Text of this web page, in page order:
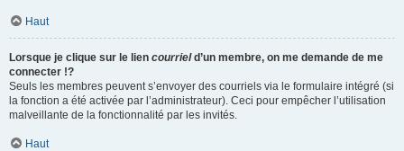
Haut
Lorsque je clique sur le lien courrield’un membre, on me demande de me
connecter !?
Seuls les membres peuvent s’envoyer des courriels via le formulaire intégré (si
la fonction a été activée par l’administrateur). Ceci pour empêcher l’utilisation
malveillante de la fonctionnalité par les invités.
Haut